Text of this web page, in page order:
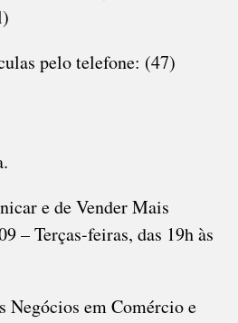
pelo telefone: (47)
e de Vender Mais
– Terças-feiras, das 19h às
Negócios em Comércio e